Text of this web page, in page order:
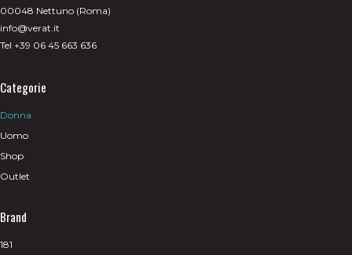
00048 Nettuno (Roma)
info@verat.it
Tel +39 06 45 663 636
Categorie
Donna
Uomo
Shop
Outlet
Brand
181